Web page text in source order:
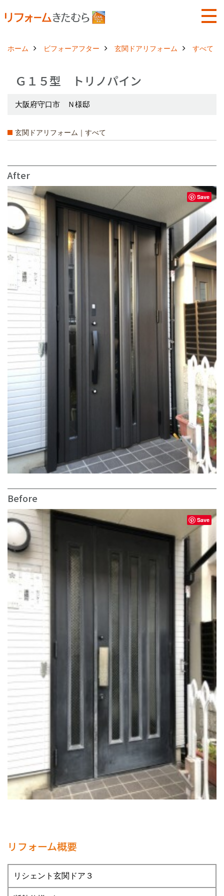
ホーム ビフォーアフター 玄関ドアリフォーム すべて
Ｇ１５型 トリノパイン
大阪府守口市 Ｎ様邸
玄関ドアリフォーム｜すべて
After
Save
Before
Save
リフォーム概要
リシェント玄関ドア３